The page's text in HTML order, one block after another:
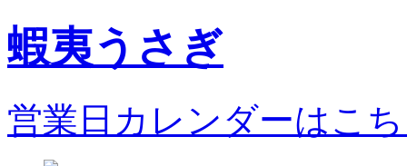
蝦夷うさぎ
営業日カレンダーはこ